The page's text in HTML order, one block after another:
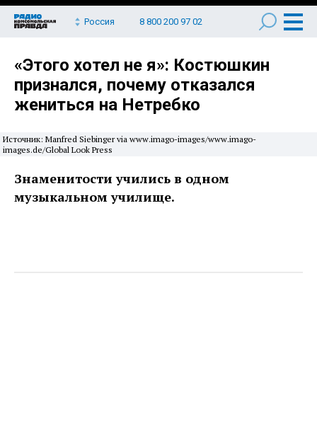
Россия 8 800 200 97 02
«Этого хотел не я»: Костюшкин
признался, почему отказался
жениться на Нетребко
Источник: Manfred Siebinger via www.imago-images/www.imago-
images.de/Global Look Press
Знаменитости учились в одном
музыкальном училище.